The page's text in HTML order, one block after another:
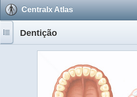
Centralx Atlas
Dentição